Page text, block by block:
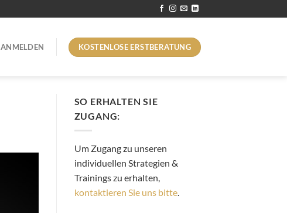
ANMELDEN KOSTENLOSE ERSTBERATUNG
SO ERHALTEN SIE
ZUGANG:
Um Zugang zu unseren
individuellen Strategien &
Trainings zu erhalten,
kontaktieren Sie uns bitte.